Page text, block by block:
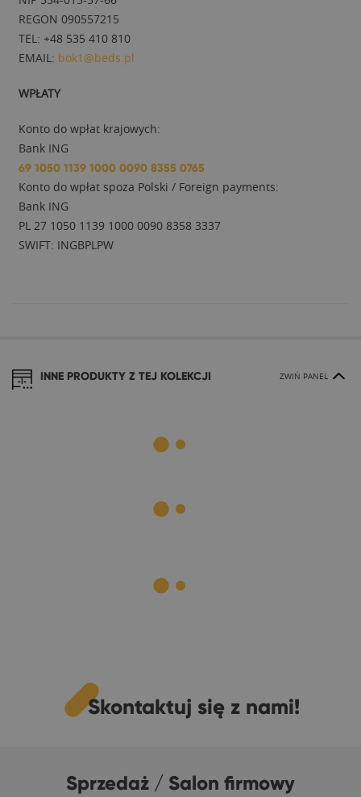
REGON 090557215
TEL: +48 535 410 810
EMAIL: bok1@beds.pl
WPŁATY
Konto do wpłat krajowych:
Bank ING
69 1050 1139 1000 0090 8355 0765
Konto do wpłat spoza Polski / Foreign payments:
Bank ING
PL 27 1050 1139 1000 0090 8358 3337
SWIFT: INGBPLPW
INNE PRODUKTY Z TEJ KOLEKCJI ZWIŃ PANEL
Skontaktuj się z nami!
Sprzedaż / Salon firmowy